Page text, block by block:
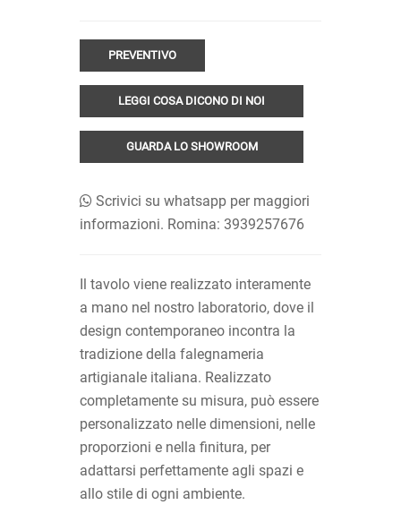
PREVENTIVO
LEGGI COSA DICONO DI NOI
GUARDA LO SHOWROOM
Scrivici su whatsapp per maggiori
informazioni. Romina: 3939257676
Il tavolo viene realizzato interamente
a mano nel nostro laboratorio, dove il
design contemporaneo incontra la
tradizione della falegnameria
artigianale italiana. Realizzato
completamente su misura, può essere
personalizzato nelle dimensioni, nelle
proporzioni e nella finitura, per
adattarsi perfettamente agli spazi e
allo stile di ogni ambiente.